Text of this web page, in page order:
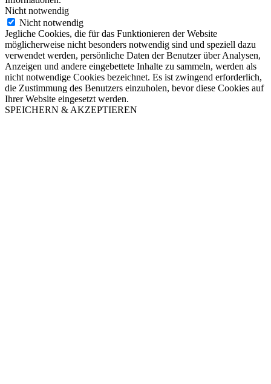
Nicht notwendig
Nicht notwendig
Jegliche Cookies, die für das Funktionieren der Website
möglicherweise nicht besonders notwendig sind und speziell dazu
verwendet werden, persönliche Daten der Benutzer über Analysen,
Anzeigen und andere eingebettete Inhalte zu sammeln, werden als
nicht notwendige Cookies bezeichnet. Es ist zwingend erforderlich,
die Zustimmung des Benutzers einzuholen, bevor diese Cookies auf
Ihrer Website eingesetzt werden.
SPEICHERN & AKZEPTIEREN